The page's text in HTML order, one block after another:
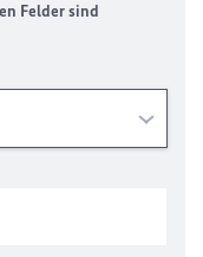
Felder sind